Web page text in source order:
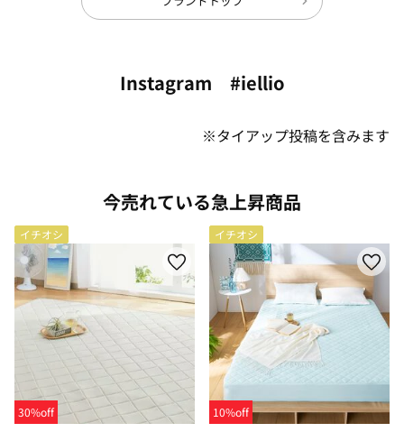
Instagram #iellio
※タイアップ投稿を含みます
今売れている急上昇商品
イチオシ
30%off
イチオシ
10%off